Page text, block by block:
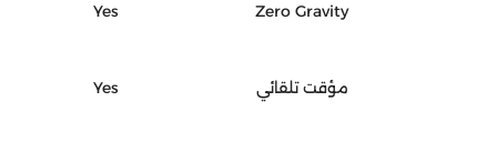
Zero Gravity
Yes
مؤقت تلقائي Yes